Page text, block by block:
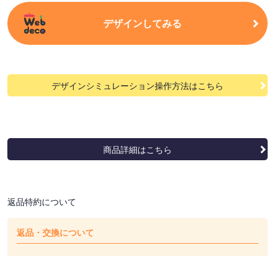
デザインしてみる
デザインシミュレーション操作方法はこちら
商品詳細はこちら
返品特約について
返品・交換について